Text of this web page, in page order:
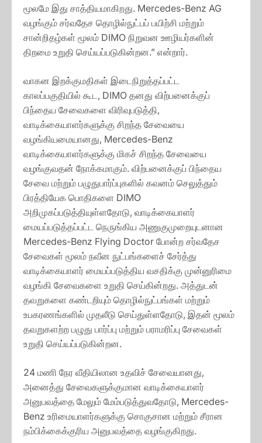
மூலமே இது சாத்தியமாகிறது. Mercedes-Benz AG
வழங்கும் சர்வதேச தொழில்நுட்பப் பயிற்சி மற்றும்
சான்றிதழ்கள் மூலம் DIMO நிறுவன ஊழியர்களின்
திறமை உறுதி செய்யப்படுகின்றன.” என்றார்.
வாகன இறக்குமதிகள் இடைநிறுத்தப்பட்ட
காலப்பகுதியில் கூட, DIMO தனது விற்பனைக்குப்
பிந்தைய சேவைகளை விரிவுபடுத்தி,
வாடிக்கையாளர்களுக்கு சிறந்த சேவையை
வழங்கியமையானது, Mercedes-Benz
வாடிக்கையாளர்களுக்கு மிகச் சிறந்த சேவையை
வழங்குவதன் நோக்கமாகும். விற்பனைக்குப் பிந்தைய
சேவை மற்றும் பழுதுபார்ப்புகளில் கவனம் செலுத்தும்
பிரத்தியேக பொதிகளை DIMO
அறிமுகப்படுத்தியுள்ளதோடு, வாடிக்கையாளர்
மையப்படுத்தப்பட்ட நெருங்கிய அணுகுமுறையுடனான
Mercedes-Benz Flying Doctor போன்ற சர்வதேச
சேவைகள் மூலம் நவீன நுட்பங்களைச் சேர்த்து
வாடிக்கையாளர் மையப்படுத்திய வசதிக்கு முன்னுரிமை
வழங்கி சேவைகளை உறுதி செய்கின்றது. அத்துடன்
தவறுகளை கண்டறியும் தொழில்நுட்பங்கள் மற்றும்
உபகரணங்களில் முதலீடு செய்துள்ளதோடு, இதன் மூலம்
தவறுகளற்ற பழுது பார்ப்பு மற்றும் பராமரிப்பு சேவைகள்
உறுதி செய்யப்படுகின்றன.
24 மணி நேர வீதியிலான உதவிச் சேவையானது,
அனைத்து சேவைகளுக்குமான வாடிக்கையாளர்
அனுபவத்தை மேலும் மேம்படுத்துவதோடு, Mercedes-
Benz உரிமையாளர்களுக்கு சொகுசான மற்றும் சீரான
நம்பிக்கைக்குரிய அனுபவத்தை வழங்குகிறது.